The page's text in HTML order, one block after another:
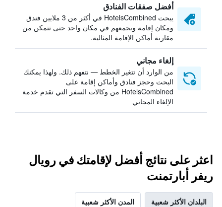
أفضل صفقات الفنادق
يبحث HotelsCombined في أكثر من 3 ملايين فندق
ومكان إقامة ويجمعهم في مكان واحد حتى تتمكن من
مقارنة أماكن الإقامة المثالية.
إلغاء مجاني
من الوارد أن تتغير الخطط — نتفهم ذلك. ولهذا يمكنك
البحث وحجز فنادق وأماكن إقامة على
HotelsCombined من وكالات السفر التي تقدم خدمة
الإلغاء المجاني
اعثر على نتائج أفضل لإقامتك في رويال
ريفر أبارتمنت
البلدان الأكثر شعبية المدن الأكثر شعبية